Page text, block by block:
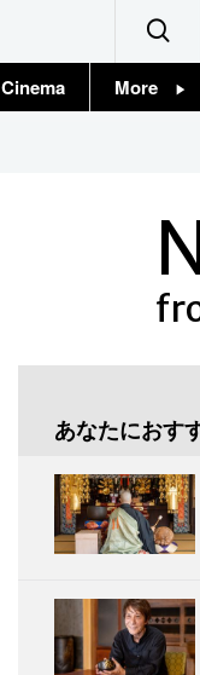
Cinema More
あなたにおす